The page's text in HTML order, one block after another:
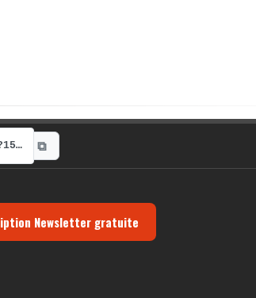
https://radio-g.fr?15060 ⧉
Newsletter gratuite